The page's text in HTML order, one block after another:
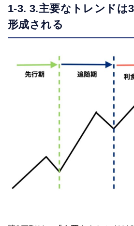
1-3. 3.主要なトレンドは
形成される